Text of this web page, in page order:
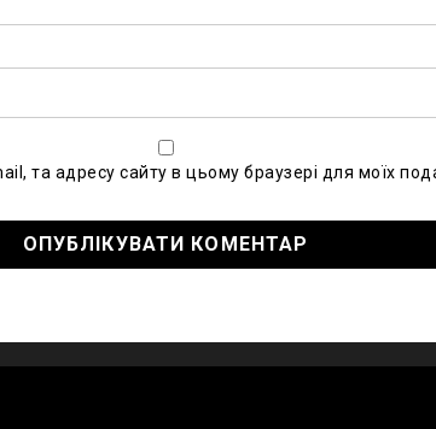
та адресу сайту в цьому браузері для моїх